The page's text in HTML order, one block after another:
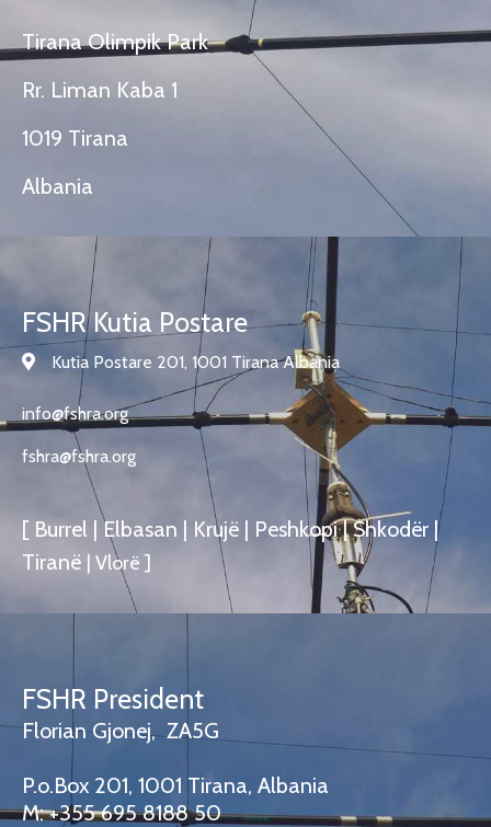
Tirana Olimpik Park
Rr. Liman Kaba 1
1019 Tirana
Albania
FSHR Kutia Postare
Kutia Postare 201, 1001 Tirana Albania
info@fshra.org
fshra@fshra.org
[ Burrel | Elbasan | Krujë | Peshkopi | Shkodër |
Tiranë Vlorë ]
FSHR President
Florian Gjonej, ZA5G
P.o.Box 201, 1001 Tirana, Albania
M: +355 695 8188 50